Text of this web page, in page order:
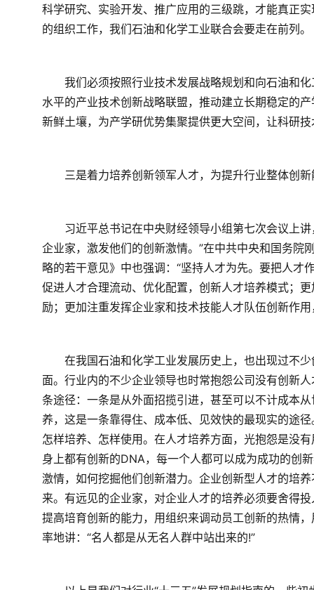
科学研究、实验开发、推广应用的三级跳，才能真正
的组织工作，我们石油和化学工业联合会要走在前列。
我们必须按照行业技术发展战略规划和向石油和化
水平的产业技术创新战略联盟，推动建立长期稳定的
新鲜土壤，为产学研优势集聚提供更大空间，让科研
三是着力培养创新领军人才，为提升行业整体创新
习近平总书记在中央财经领导小组第七次会议上讲
企业家，激发他们的创新激情。”在中共中央和国务院
略的若干意见》中也强调：“坚持人才为先。要把人
促进人才合理流动、优化配置，创新人才培养模式；
励；更加注重发挥企业家和技术技能人才队伍创新作
在我国石油和化学工业发展历史上，也出现过不少
面。行业内的不少企业领导也时常抱怨公司没有创新
条途径：一条是从外面招揽引进，甚至可以不计成本
养，这是一条靠得住、成本低、见效快的最现实的途
怎样培养、怎样使用。在人才培养方面，光抱怨是没
身上都有创新的DNA，每一个人都可以成为成功的创
激情，如何挖掘他们创新潜力。企业创新型人才的培
来。有远见的企业家，对企业人才的培养必须要舍得
提高培育创新的能力，用组织来调动员工创新的热情
率地讲：“名人都是从无名人群中站出来的!”